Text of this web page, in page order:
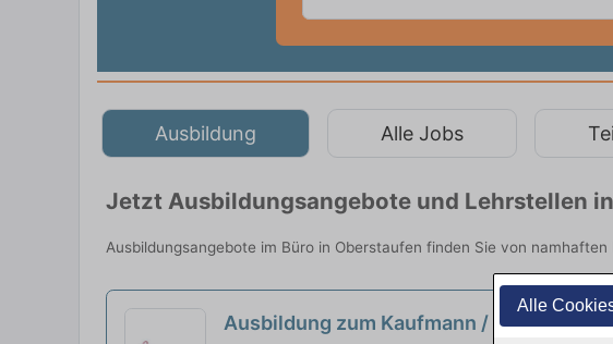
Alle
Ausbildung Alle Jobs
Jetzt Ausbildungsangebote und Lehrstellen
Ausbildungsangebote im Büro in Oberstaufen finden Sie von
Ausbildung zum Kaufmann / zur